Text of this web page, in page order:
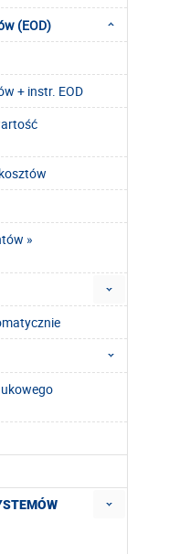
(EOD)
+ instr. EOD
»